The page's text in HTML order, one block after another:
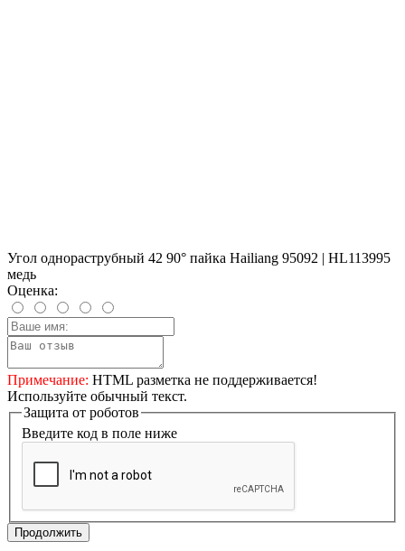
Угол однораструбный 42 90° пайка Hailiang 95092 | HL113995
медь
Оценка:
Примечание: HTML разметка не поддерживается!
Используйте обычный текст.
Защита от роботов
Введите код в поле ниже
Продолжить